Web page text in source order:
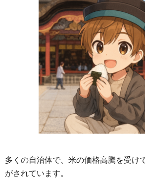
多くの自治体で、米の価格高騰を受け
がされています。